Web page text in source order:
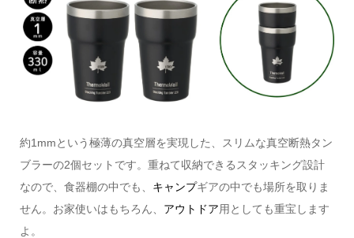
約1mmという極薄の真空層を実現した、スリムな真空断熱タン
ブラーの2個セットです。重ねて収納できるスタッキング設計
なので、食器棚の中でも、 キャンプギアの中でも場所を取りま
せん。お家使いはもちろん、 アウトドア用としても重宝します
よ。